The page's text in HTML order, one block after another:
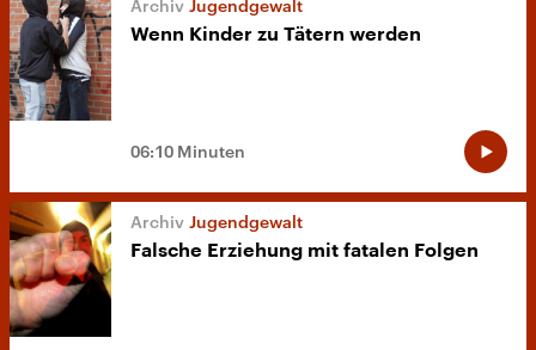
Jugendgewalt
Wenn Kinder zu Tätern werden
06:10 Minuten
Jugendgewalt
Falsche Erziehung mit fatalen Folgen